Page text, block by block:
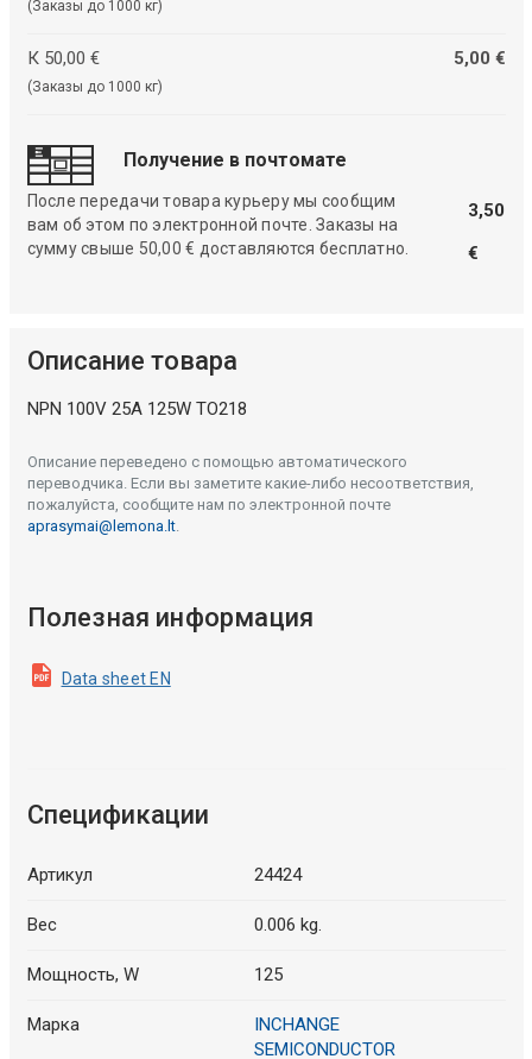
(Заказы до 1000 кг)
К 50,00 €
(Заказы до 1000 кг)
5,00 €
Получение в почтомате
После передачи товара курьеру мы сообщим
вам об этом по электронной почте. Заказы на
сумму свыше 50,00 € доставляются бесплатно.
3,50
€
Описание товара
NPN 100V 25A 125W TO218
Описание переведено с помощью автоматического
переводчика. Если вы заметите какие-либо несоответствия,
пожалуйста, сообщите нам по электронной почте
aprasymai@lemona.lt.
Полезная информация
Data sheet EN
Спецификации
Артикул 24424
Вес 0.006 kg.
Мощность, W 125
Марка
INCHANGE
SEMICONDUCTOR